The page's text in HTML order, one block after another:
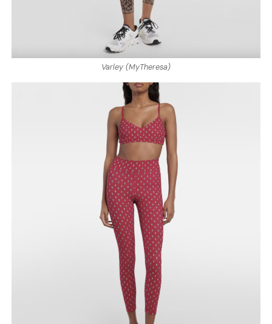
Varley (MyTheresa)